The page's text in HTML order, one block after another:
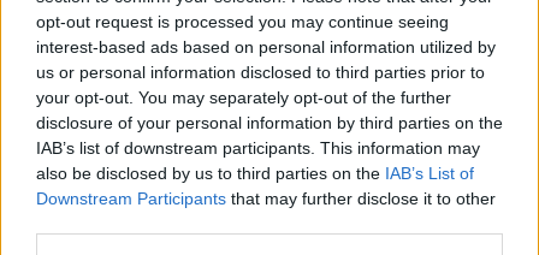
opt-out request is processed you may continue seeing
interest-based ads based on personal information utilized by
us or personal information disclosed to third parties prior to
your opt-out. You may separately opt-out of the further
disclosure of your personal information by third parties on the
IAB’s list of downstream participants. This information may
also be disclosed by us to third parties on the IAB’s List of
Downstream Participants that may further disclose it to other
megjelenése teljességgel indokolt és
kifogásolhatatlan.